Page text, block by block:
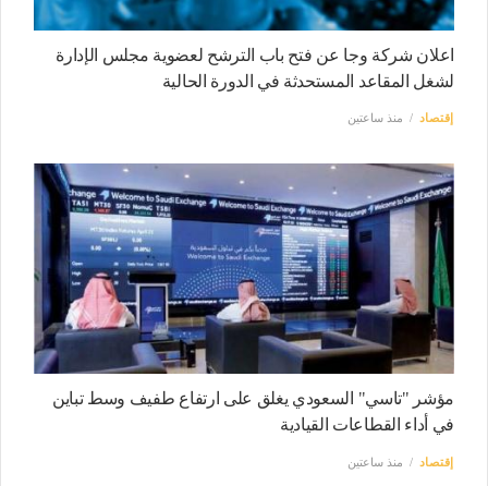
اعلان شركة وجا عن فتح باب الترشح لعضوية مجلس الإدارة
لشغل المقاعد المستحدثة في الدورة الحالية
إقتصاد منذ ساعتين
مؤشر "تاسي" السعودي يغلق على ارتفاع طفيف وسط تباين
في أداء القطاعات القيادية
إقتصاد منذ ساعتين